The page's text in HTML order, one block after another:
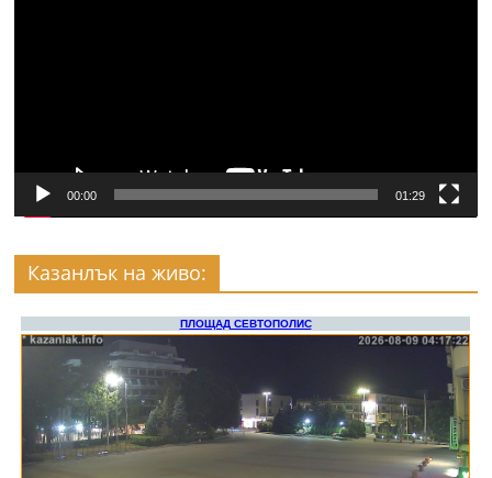
00:00 01:29
Казанлък на живо: